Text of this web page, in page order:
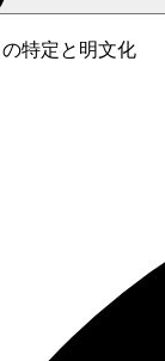
特定と明文化